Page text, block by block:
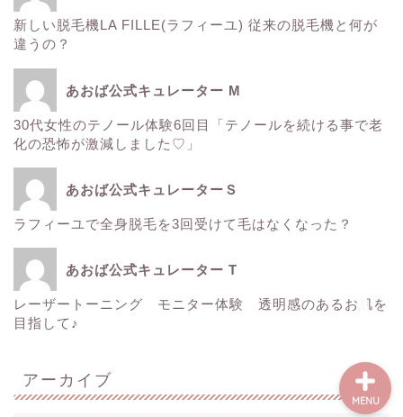
新しい脱毛機LA FILLE(ラフィーユ) 従来の脱毛機と何が
違うの？
あおば公式キュレーター M
30代女性のテノール体験6回目「テノールを続ける事で老
化の恐怖が激減しました♡」
あおば公式キュレーターＳ
ラフィーユで全身脱毛を3回受けて毛はなくなった？
あおば公式キュレーター T
レーザートーニング モニター体験 透明感のあるお肌を
目指して♪
アーカイブ
MENU
ゼルティック
医療レーザー脱毛
ボトックス